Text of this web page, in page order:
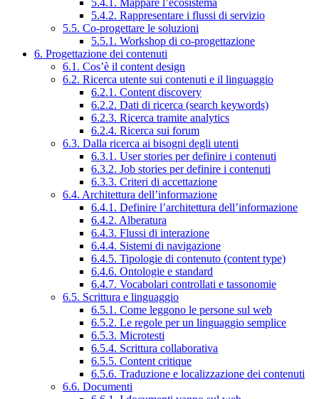
5.4.1. Mappare l’ecosistema
5.4.2. Rappresentare i flussi di servizio
5.5. Co-progettare le soluzioni
5.5.1. Workshop di co-progettazione
6. Progettazione dei contenuti
6.1. Cos’è il content design
6.2. Ricerca utente sui contenuti e il linguaggio
6.2.1. Content discovery
6.2.2. Dati di ricerca (search keywords)
6.2.3. Ricerca tramite analytics
6.2.4. Ricerca sui forum
6.3. Dalla ricerca ai bisogni degli utenti
6.3.1. User stories per definire i contenuti
6.3.2. Job stories per definire i contenuti
6.3.3. Criteri di accettazione
6.4. Architettura dell’informazione
6.4.1. Definire l’architettura dell’informazione
6.4.2. Alberatura
6.4.3. Flussi di interazione
6.4.4. Sistemi di navigazione
6.4.5. Tipologie di contenuto (content type)
6.4.6. Ontologie e standard
6.4.7. Vocabolari controllati e tassonomie
6.5. Scrittura e linguaggio
6.5.1. Come leggono le persone sul web
6.5.2. Le regole per un linguaggio semplice
6.5.3. Microtesti
6.5.4. Scrittura collaborativa
6.5.5. Content critique
6.5.6. Traduzione e localizzazione dei contenuti
6.6. Documenti